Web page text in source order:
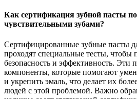
Как сертификация зубной пасты
чувствительными зубами?
Сертифицированные зубные пасты
проходят специальные тесты, чтобы
безопасность и эффективность. Эти
компоненты, которые помогают
и укрепить эмаль, что делает их
людей с этой проблемой. Важно